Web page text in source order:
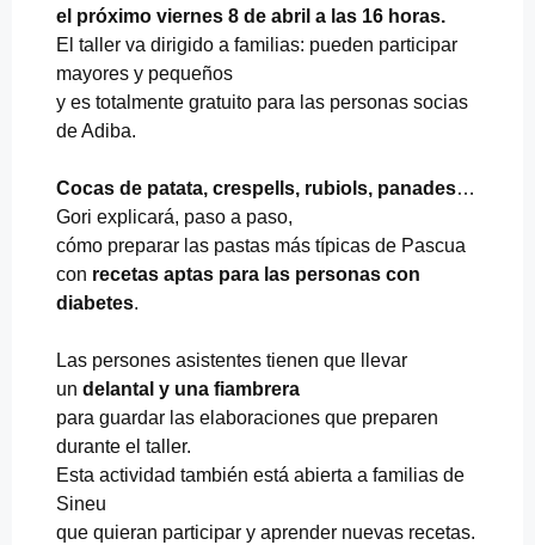
el próximo viernes 8 de abril a las 16 horas.
El taller va dirigido a familias: pueden participar
mayores y pequeños
y es totalmente gratuito para las personas socias
de Adiba.
Cocas de patata, crespells, rubiols, panades…
Gori explicará, paso a paso,
cómo preparar las pastas más típicas de Pascua
con recetas aptas para las personas con
diabetes.
Las persones asistentes tienen que llevar
un delantal y una fiambrera
para guardar las elaboraciones que preparen
durante el taller.
Esta actividad también está abierta a familias de
Sineu
que quieran participar y aprender nuevas recetas.